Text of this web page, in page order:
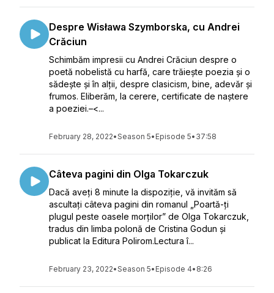
Despre Wisława Szymborska, cu Andrei
Crăciun
Schimbăm impresii cu Andrei Crăciun despre o
poetă nobelistă cu harfă, care trăiește poezia și o
sădește și în alții, despre clasicism, bine, adevăr și
frumos. Eliberăm, la cerere, certificate de naștere
a poeziei.–<...
February 28, 2022•Season 5• Episode 5• 37:58
Câteva pagini din Olga Tokarczuk
Dacă aveți 8 minute la dispoziție, vă invităm să
ascultați câteva pagini din romanul „Poartă-ți
plugul peste oasele morților” de Olga Tokarczuk,
tradus din limba polonă de Cristina Godun și
publicat la Editura Polirom.Lectura î...
February 23, 2022•Season 5• Episode 4• 8:26